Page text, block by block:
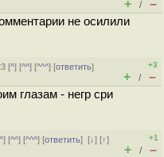
+ / –
не осилили
[^] [^^] [^^^] [ответить]
+3
+ / –
глазам - негр сри
^] [^^] [^^^] [ответить][↓] [↑]
+1
+ / –